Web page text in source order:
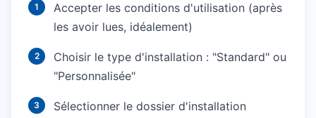
Accepter les conditions d'utilisation (après
les avoir lues, idéalement)
Choisir le type d'installation : "Standard" ou
"Personnalisée"
Sélectionner le dossier d'installation